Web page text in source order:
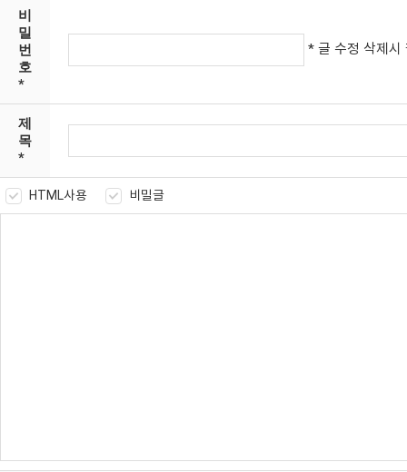
비
밀
번
호
*
* 글 수정 삭제시
제
목
*
HTML사용 비밀글